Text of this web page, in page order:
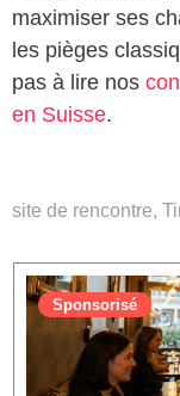
maximiser ses
les pièges
pas à lire nos
en Suisse.
site de rencontre,
Sponsorisé